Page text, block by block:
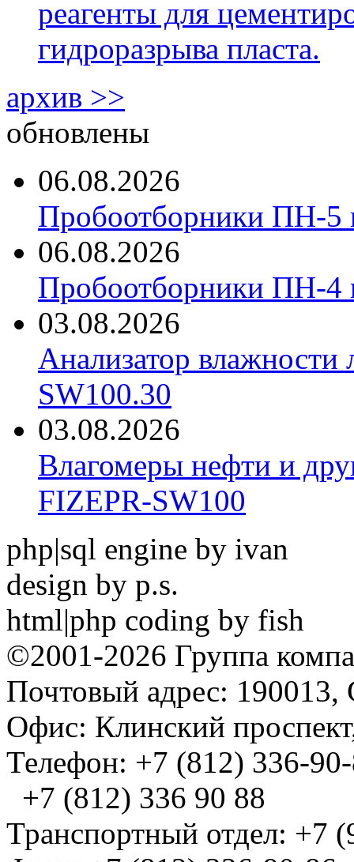
реагенты для
гидроразрыва пласта.
архив >>
обновлены
06.08.2026
Пробоотборники ПН-
06.08.2026
Пробоотборники ПН-
03.08.2026
Анализатор
SW100.30
03.08.2026
Влагомеры нефти и
FIZEPR-SW100
php|sql engine by ivan
design by p.s.
html|php coding by fish
©2001-2026 Группа
Почтовый адрес: 190013,
Офис: Клинский
Телефон: +7 (812) 336-
+7 (812) 336 90 88
Транспортный отдел: +7